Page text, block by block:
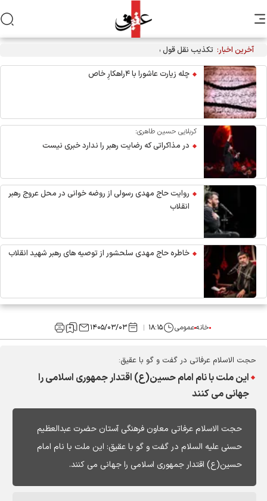
آخرین اخبار: تکذیب نقل قول منتسب به رهبر انقلاب از سوی دفتر معظم‌له
چله زیارت عاشورا با ۴راهکارِ خاص
کربلایی حسین طاهری:
در مذاکراتی که رضایت رهبر را ندارد خبری نیست
روایت حاج مهدی رسولی از روضه خوانی در محل عروج رهبر
انقلاب
خاطره حاج مهدی سلحشور از توصیه های رهبر شهید انقلاب
خانهعمومی ۱۸:۱۵ ۱۴۰۵/۰۳/۰۳
حجت الاسلام عرفاتی در گفت و گو با عقیق:
این ملت با نام امام حسین(ع) اقتدار جمهوری اسلامی را
جهانی می کنند
حجت الاسلام عرفاتی معاون فرهنگی آستان حضرت عبدالعظیم
حسنی علیه السلام در گفت و گو با عقیق: این ملت با نام امام
حسین(ع) اقتدار جمهوری اسلامی را جهانی می کنند.